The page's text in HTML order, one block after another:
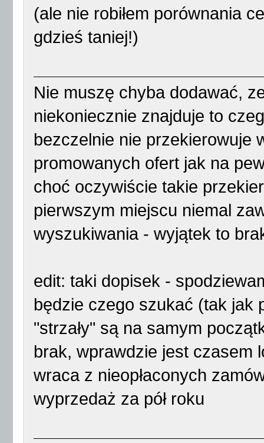
(ale nie robiłem porównania
gdzieś taniej!)
Nie muszę chyba dodawać,
niekoniecznie znajduje to
bezczelnie nie przekierowuje
promowanych ofert jak na
choć oczywiście takie
pierwszym miejscu niemal
wyszukiwania - wyjątek to
edit: taki dopisek -
będzie czego szukać (tak jak
"strzały" są na samym
brak, wprawdzie jest czasem
wraca z nieopłaconych
wyprzedaż za pół roku